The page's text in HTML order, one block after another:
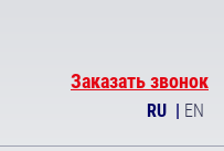
Заказать звонок
RU | EN